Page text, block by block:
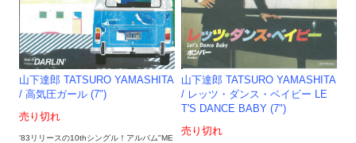
山下達郎 TATSURO YAMASHITA
/ 高気圧ガール (7")
売り切れ
'83リリースの10thシングル！アルバム"ME
山下達郎 TATSURO YAMASHITA
/ レッツ・ダンス・ベイビー LE
T'S DANCE BABY (7")
売り切れ